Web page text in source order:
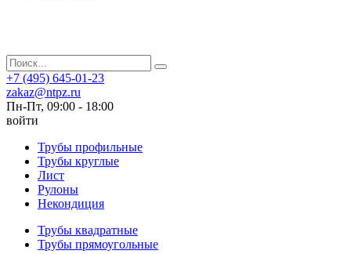
+7 (495) 645-01-23
zakaz@ntpz.ru
Пн-Пт, 09:00 - 18:00
войти
Трубы профильные
Трубы круглые
Лист
Рулоны
Некондиция
Трубы квадратные
Трубы прямоугольные